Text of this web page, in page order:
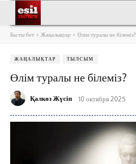
Басты бет Жаңалықтар Өлім туралы не білеміз?
ЖАҢАЛЫҚТАР ТЫЛСЫМ
Өлім туралы не білеміз?
Қалкөз Жүсіп 10 октября 2025